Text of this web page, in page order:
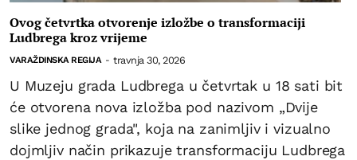
Ovog četvrtka otvorenje izložbe o transformaciji
Ludbrega kroz vrijeme
VARAŽDINSKA REGIJA - travnja 30, 2026
U Muzeju grada Ludbrega u četvrtak u 18 sati bit
će otvorena nova izložba pod nazivom „Dvije
slike jednog grada", koja na zanimljiv i vizualno
dojmljiv način prikazuje transformaciju Ludbrega